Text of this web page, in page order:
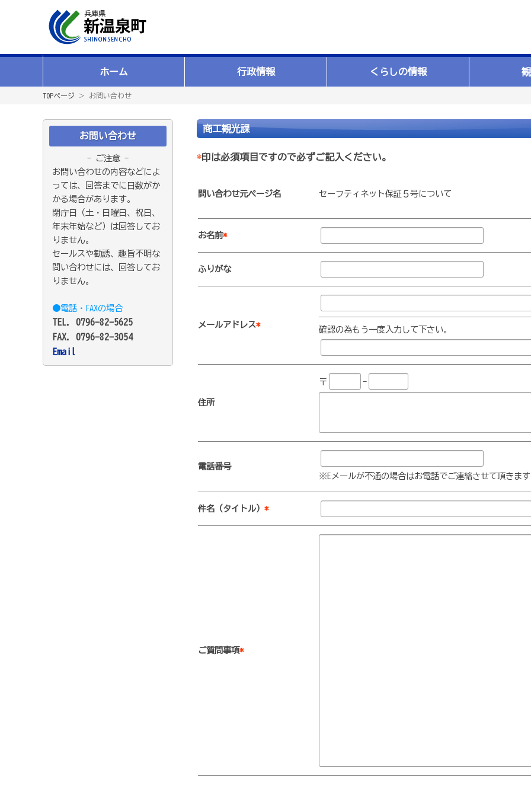
ホーム 行政情報 くらしの情報
TOPページ ＞ お問い合わせ
お問い合わせ
- ご注意 -
お問い合わせの内容などによ
っては、回答までに日数がか
かる場合があります。
閉庁日（土・日曜日、祝日、
年末年始など）は回答してお
りません。
セールスや勧誘、趣旨不明な
問い合わせには、回答してお
りません。
●電話・FAXの場合
TEL. 0796-82-5625
FAX. 0796-82-3054
Email
商工観光課
*印は必須項目ですので必ずご記入ください。
問い合わせ元ページ名 セーフティネット保証５号について
お名前*
ふりがな
メールアドレス*
確認の為もう一度入力して下さい。
住所
〒 -
電話番号
※Eメールが不通の場合はお電話でご連絡させて頂きま
件名（タイトル） *
ご質問事項*